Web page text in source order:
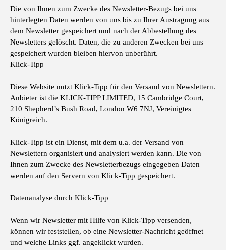
Die von Ihnen zum Zwecke des Newsletter-Bezugs bei uns
hinterlegten Daten werden von uns bis zu Ihrer Austragung aus
dem Newsletter gespeichert und nach der Abbestellung des
Newsletters gelöscht. Daten, die zu anderen Zwecken bei uns
gespeichert wurden bleiben hiervon unberührt.
Klick-Tipp
Diese Website nutzt Klick-Tipp für den Versand von Newslettern.
Anbieter ist die KLICK-TIPP LIMITED, 15 Cambridge Court,
210 Shepherd’s Bush Road, London W6 7NJ, Vereinigtes
Königreich.
Klick-Tipp ist ein Dienst, mit dem u.a. der Versand von
Newslettern organisiert und analysiert werden kann. Die von
Ihnen zum Zwecke des Newsletterbezugs eingegeben Daten
werden auf den Servern von Klick-Tipp gespeichert.
Datenanalyse durch Klick-Tipp
Wenn wir Newsletter mit Hilfe von Klick-Tipp versenden,
können wir feststellen, ob eine Newsletter-Nachricht geöffnet
und welche Links ggf. angeklickt wurden.